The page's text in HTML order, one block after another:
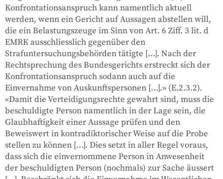
Konfrontationsanspruch kann namentlich aktuell
werden, wenn ein Gericht auf Aussagen abstellen will,
die ein Belastungszeuge im Sinn von Art. 6 Ziff. 3 lit. d
EMRK ausschliesslich gegenüber den
Strafuntersuchungsbehörden tätigte […]. Nach der
Rechtsprechung des Bundesgerichts erstreckt sich der
Konfrontationsanspruch sodann auch auf die
Einvernahme von Auskunftspersonen […].» (E.2.3.2).
«Damit die Verteidigungsrechte gewahrt sind, muss die
beschuldigte Person namentlich in der Lage sein, die
Glaubhaftigkeit einer Aussage prüfen und den
Beweiswert in kontradiktorischer Weise auf die Probe
stellen zu können […]. Dies setzt in aller Regel voraus,
dass sich die einvernommene Person in Anwesenheit
der beschuldigten Person (nochmals) zur Sache äussert